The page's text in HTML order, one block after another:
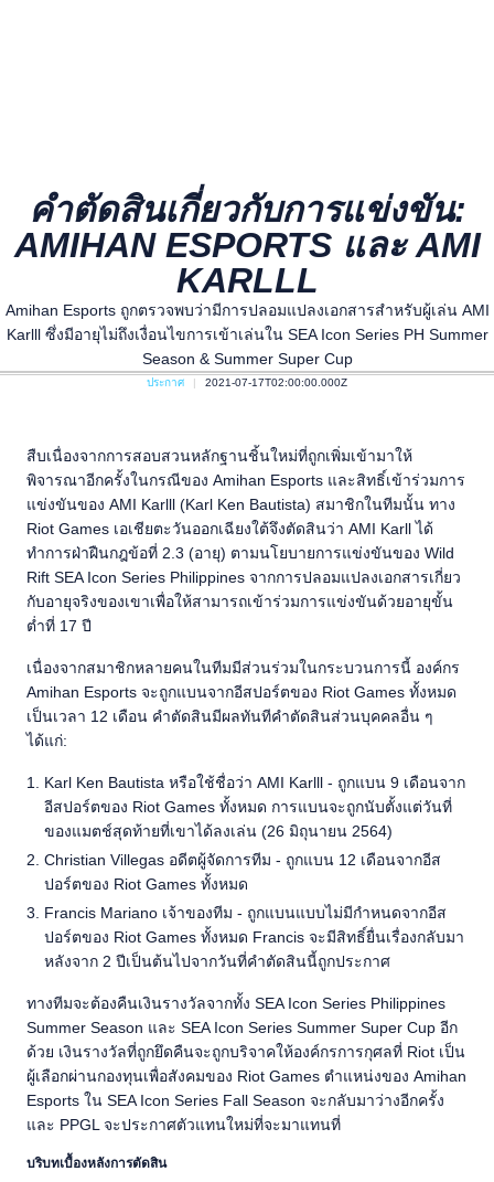
คำตัดสินเกี่ยวกับการแข่งขัน:
AMIHAN ESPORTS และ AMI
KARLLL
Amihan Esports ถูกตรวจพบว่ามีการปลอมแปลงเอกสารสำหรับผู้เล่น AMI
Karlll ซึ่งมีอายุไม่ถึงเงื่อนไขการเข้าเล่นใน SEA Icon Series PH Summer
Season & Summer Super Cup
ประกาศ 2021-07-17T02:00:00.000Z
สืบเนื่องจากการสอบสวนหลักฐานชิ้นใหม่ที่ถูกเพิ่มเข้ามาให้
พิจารณาอีกครั้งในกรณีของ Amihan Esports และสิทธิ์เข้าร่วมการ
แข่งขันของ AMI Karlll (Karl Ken Bautista) สมาชิกในทีมนั้น ทาง
Riot Games เอเชียตะวันออกเฉียงใต้จึงตัดสินว่า AMI Karll ได้
ทำการฝ่าฝืนกฎข้อที่ 2.3 (อายุ) ตามนโยบายการแข่งขันของ Wild
Rift SEA Icon Series Philippines จากการปลอมแปลงเอกสารเกี่ยว
กับอายุจริงของเขาเพื่อให้สามารถเข้าร่วมการแข่งขันด้วยอายุขั้น
ต่ำที่ 17 ปี
เนื่องจากสมาชิกหลายคนในทีมมีส่วนร่วมในกระบวนการนี้ องค์กร
Amihan Esports จะถูกแบนจากอีสปอร์ตของ Riot Games ทั้งหมด
เป็นเวลา 12 เดือน คำตัดสินมีผลทันทีคำตัดสินส่วนบุคคลอื่น ๆ
ได้แก่:
Karl Ken Bautista หรือใช้ชื่อว่า AMI Karlll - ถูกแบน 9 เดือนจาก
อีสปอร์ตของ Riot Games ทั้งหมด การแบนจะถูกนับตั้งแต่วันที่
ของแมตช์สุดท้ายที่เขาได้ลงเล่น (26 มิถุนายน 2564)
Christian Villegas อดีตผู้จัดการทีม - ถูกแบน 12 เดือนจากอีส
ปอร์ตของ Riot Games ทั้งหมด
Francis Mariano เจ้าของทีม - ถูกแบนแบบไม่มีกำหนดจากอีส
ปอร์ตของ Riot Games ทั้งหมด Francis จะมีสิทธิ์ยื่นเรื่องกลับมา
หลังจาก 2 ปีเป็นต้นไปจากวันที่คำตัดสินนี้ถูกประกาศ
ทางทีมจะต้องคืนเงินรางวัลจากทั้ง SEA Icon Series Philippines
Summer Season และ SEA Icon Series Summer Super Cup อีก
ด้วย เงินรางวัลที่ถูกยึดคืนจะถูกบริจาคให้องค์กรการกุศลที่ Riot เป็น
ผู้เลือกผ่านกองทุนเพื่อสังคมของ Riot Games ตำแหน่งของ Amihan
Esports ใน SEA Icon Series Fall Season จะกลับมาว่างอีกครั้ง
และ PPGL จะประกาศตัวแทนใหม่ที่จะมาแทนที่
บริบทเบื้องหลังการตัดสิน